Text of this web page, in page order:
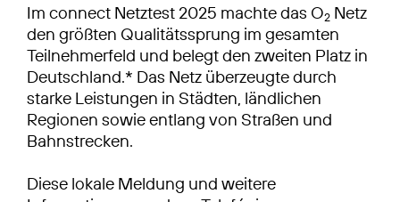
Im connect Netztest 2025 machte das O2 Netz
den größten Qualitätssprung im gesamten
Teilnehmerfeld und belegt den zweiten Platz in
Deutschland.* Das Netz überzeugte durch
starke Leistungen in Städten, ländlichen
Regionen sowie entlang von Straßen und
Bahnstrecken.
Diese lokale Meldung und weitere